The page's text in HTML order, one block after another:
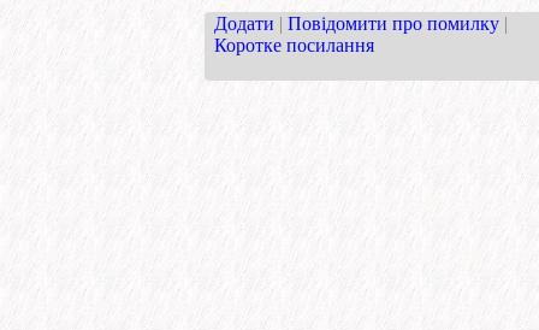
Додати | Повідомити про помилку |
Коротке посилання